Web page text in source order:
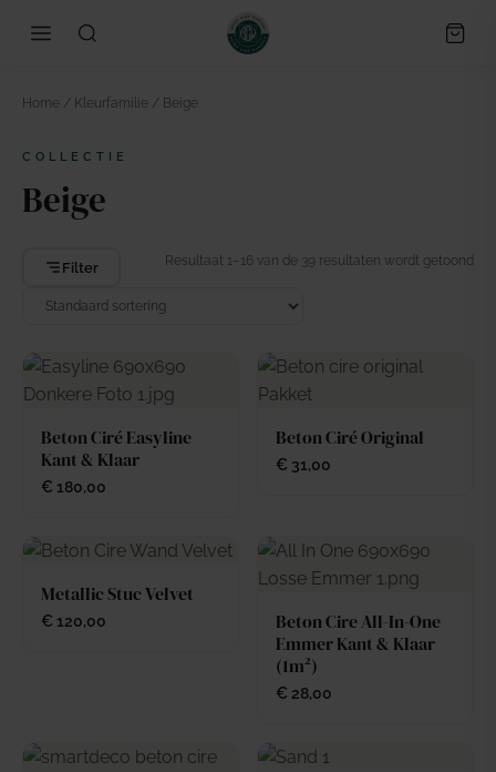
Home / Kleurfamilie / Beige
COLLECTIE
Beige
Filter Resultaat 1–16 van de 39 resultaten wordt getoond
Beton Ciré Easyline
Kant & Klaar
€ 180,00
Beton Ciré Original
€ 31,00
Metallic Stuc Velvet
€ 120,00
Beton Cire All-In-One
Emmer Kant & Klaar
(1m²)
€ 28,00